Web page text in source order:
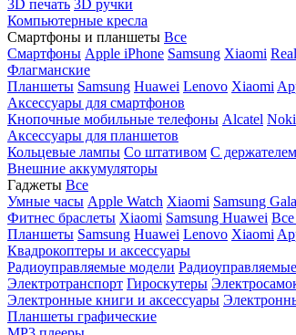
3D печать 3D ручки
Компьютерные кресла
Смартфоны и планшеты Все
Смартфоны Apple iPhone Samsung Xiaomi
Флагманские
Планшеты Samsung Huawei Lenovo Xiaomi
Аксессуары для смартфонов
Кнопочные мобильные телефоны Alcatel
Аксессуары для планшетов
Кольцевые лампы Со штативом C
Внешние аккумуляторы
Гаджеты Все
Умные часы Apple Watch Xiaomi Samsung
Фитнес браслеты Xiaomi Samsung Huawei
Планшеты Samsung Huawei Lenovo Xiaomi
Квадрокоптеры и аксессуары
Радиоуправляемые модели
Электротранспорт Гироскутеры
Электронные книги и аксессуары
Планшеты графические